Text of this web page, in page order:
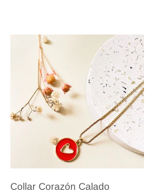
Collar Corazón Calado